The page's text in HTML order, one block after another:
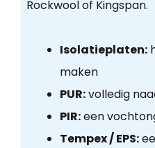
Rockwool of Kingspan.
Isolatieplaten:
maken
PUR:volledig
PIR:een
Tempex / EPS: